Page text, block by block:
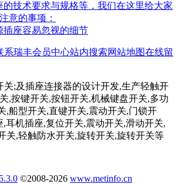
的技术要求与规格等，我们在这里给大家
意的事项：
插座容易忽视的细节
系瑞丰会员中心站内搜索网站地图在线留
关;及插座连接器的设计开发,生产轻触开
,按键开关,按钮开关,机械键盘开关,多功
,船型开关,直键开关,震动开关,门锁开
,耳机插座,复位开关,震动开关,滑动开关,
关,轻触防水开关,旋转开关,旋转开关等
©2008-2026 www.metinfo.cn